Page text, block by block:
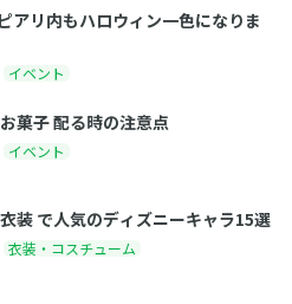
アリ内もハロウィン一色になりま
イベント
菓子 配る時の注意点
イベント
装 で人気のディズニーキャラ15選
衣装・コスチューム